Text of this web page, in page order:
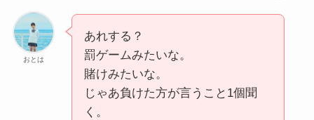
おとは
あれする？
罰ゲームみたいな。
賭けみたいな。
じゃあ負けた方が言うこと1個聞
く。